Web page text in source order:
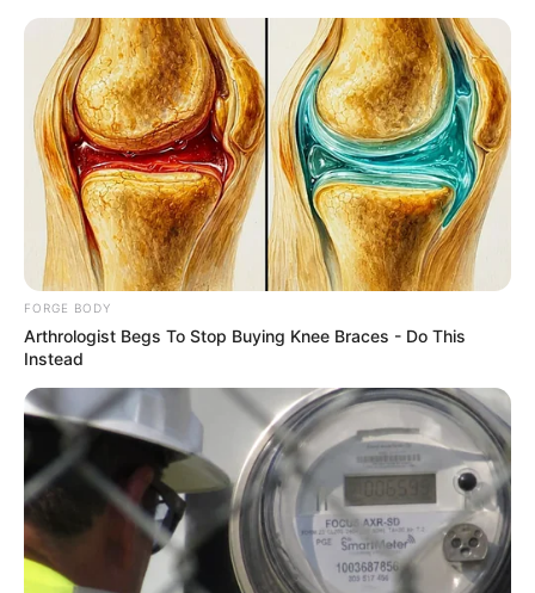
Guatemala Dental
GUATEMALA DENTAL
1 Simple Trick To Cut Your Electrical Bill By 90%
STOPWATT
FORGE BODY
Arthrologist Begs To Stop Buying Knee Braces - Do This
Instead